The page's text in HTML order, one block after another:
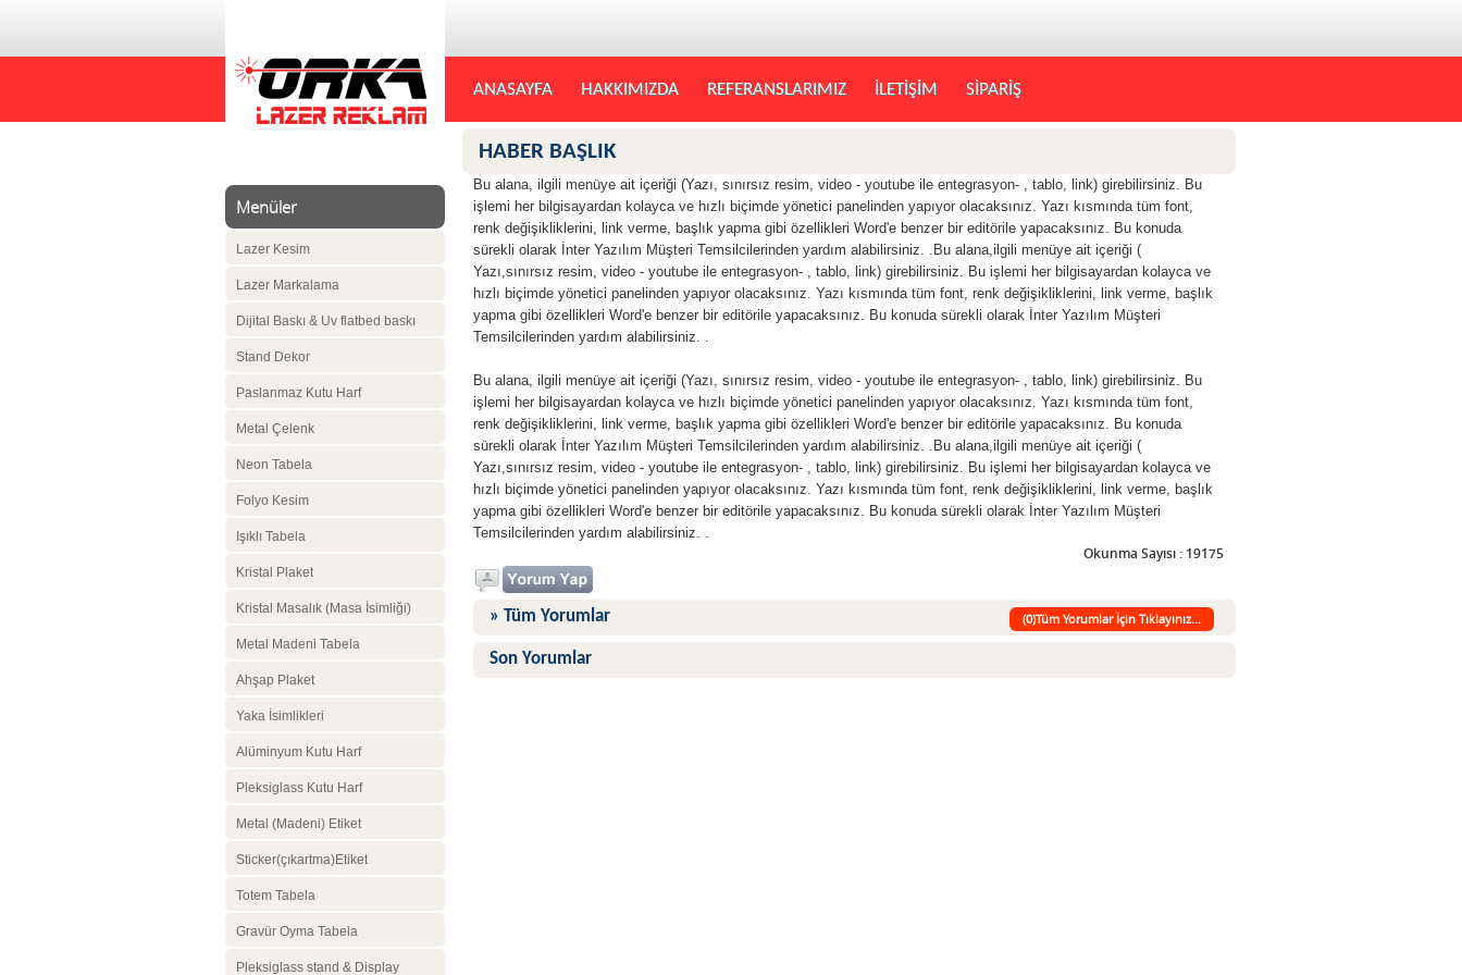
ANASAYFA HAKKIMIZDA REFERANSLARIMIZ İLETİŞİM SİPARİŞ
Menüler
Lazer Kesim
Lazer Markalama
Dijital Baskı & Uv flatbed baskı
Stand Dekor
Paslanmaz Kutu Harf
Metal Çelenk
Neon Tabela
Folyo Kesim
Işıklı Tabela
Kristal Plaket
Kristal Masalık (Masa İsimliği)
Metal Madeni Tabela
Ahşap Plaket
Yaka İsimlikleri
Alüminyum Kutu Harf
Pleksiglass Kutu Harf
Metal (Madeni) Etiket
Sticker(çıkartma)Etiket
Totem Tabela
Gravür Oyma Tabela
Pleksiglass stand & Display
HABER BAŞLIK
Bu alana, ilgili menüye ait içeriği (Yazı, sınırsız resim, video - youtube ile entegrasyon- , tablo, link) girebilirsiniz. Bu
işlemi her bilgisayardan kolayca ve hızlı biçimde yönetici panelinden yapıyor olacaksınız. Yazı kısmında tüm font,
renk değişikliklerini, link verme, başlık yapma gibi özellikleri Word'e benzer bir editörile yapacaksınız. Bu konuda
sürekli olarak İnter Yazılım Müşteri Temsilcilerinden yardım alabilirsiniz. .Bu alana,ilgili menüye ait içeriği (
Yazı,sınırsız resim, video - youtube ile entegrasyon- , tablo, link) girebilirsiniz. Bu işlemi her bilgisayardan kolayca ve
hızlı biçimde yönetici panelinden yapıyor olacaksınız. Yazı kısmında tüm font, renk değişikliklerini, link verme, başlık
yapma gibi özellikleri Word'e benzer bir editörile yapacaksınız. Bu konuda sürekli olarak İnter Yazılım Müşteri
Temsilcilerinden yardım alabilirsiniz. .
Bu alana, ilgili menüye ait içeriği (Yazı, sınırsız resim, video - youtube ile entegrasyon- , tablo, link) girebilirsiniz. Bu
işlemi her bilgisayardan kolayca ve hızlı biçimde yönetici panelinden yapıyor olacaksınız. Yazı kısmında tüm font,
renk değişikliklerini, link verme, başlık yapma gibi özellikleri Word'e benzer bir editörile yapacaksınız. Bu konuda
sürekli olarak İnter Yazılım Müşteri Temsilcilerinden yardım alabilirsiniz. .Bu alana,ilgili menüye ait içeriği (
Yazı,sınırsız resim, video - youtube ile entegrasyon- , tablo, link) girebilirsiniz. Bu işlemi her bilgisayardan kolayca ve
hızlı biçimde yönetici panelinden yapıyor olacaksınız. Yazı kısmında tüm font, renk değişikliklerini, link verme, başlık
yapma gibi özellikleri Word'e benzer bir editörile yapacaksınız. Bu konuda sürekli olarak İnter Yazılım Müşteri
Temsilcilerinden yardım alabilirsiniz. .
Okunma Sayısı : 19175
» Tüm Yorumlar (0)Tüm Yorumlar İçin Tıklayınız...
Son Yorumlar